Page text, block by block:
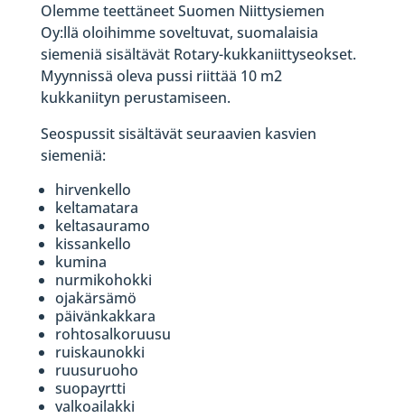
Olemme teettäneet Suomen Niittysiemen
Oy:llä oloihimme soveltuvat, suomalaisia
siemeniä sisältävät Rotary-kukkaniittyseokset.
Myynnissä oleva pussi riittää 10 m2
kukkaniityn perustamiseen.
Seospussit sisältävät seuraavien kasvien
siemeniä:
hirvenkello
keltamatara
keltasauramo
kissankello
kumina
nurmikohokki
ojakärsämö
päivänkakkara
rohtosalkoruusu
ruiskaunokki
ruusuruoho
suopayrtti
valkoailakki